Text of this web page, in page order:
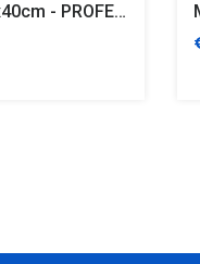
Dulkių valymo šluostės 40x40cm - PROFESSIONAL PREMIUM